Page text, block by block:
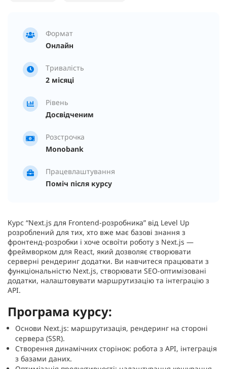
Формат
Онлайн
Тривалість
2 місяці
Рівень
Досвідченим
Розстрочка
Monobank
Працевлаштування
Поміч після курсу
Курс “Next.js для Frontend-розробника” від Level Up
розроблений для тих, хто вже має базові знання з
фронтенд-розробки і хоче освоїти роботу з Next.js —
фреймворком для React, який дозволяє створювати
серверні рендеринг додатки. Ви навчитеся працювати з
функціональністю Next.js, створювати SEO-оптимізовані
додатки, налаштовувати маршрутизацію та інтеграцію з
API.
Програма курсу:
Основи Next.js: маршрутизація, рендеринг на стороні
сервера (SSR).
Створення динамічних сторінок: робота з API, інтеграція
з базами даних.